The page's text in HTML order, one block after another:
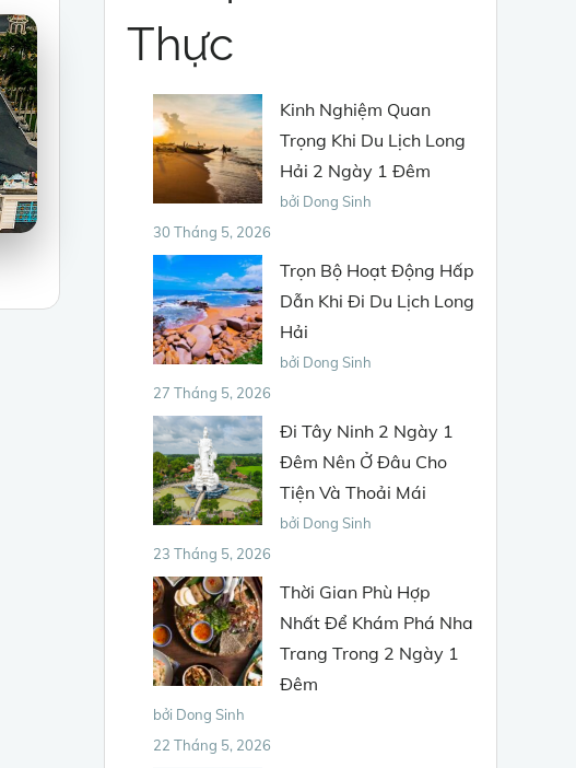
Thực
Kinh Nghiệm Quan
Trọng Khi Du Lịch Long
Hải 2 Ngày 1 Đêm
bởi Dong Sinh
30 Tháng 5, 2026
Trọn Bộ Hoạt Động Hấp
Dẫn Khi Đi Du Lịch Long
Hải
bởi Dong Sinh
27 Tháng 5, 2026
Đi Tây Ninh 2 Ngày 1
Đêm Nên Ở Đâu Cho
Tiện Và Thoải Mái
bởi Dong Sinh
23 Tháng 5, 2026
Thời Gian Phù Hợp
Nhất Để Khám Phá Nha
Trang Trong 2 Ngày 1
Đêm
bởi Dong Sinh
22 Tháng 5, 2026